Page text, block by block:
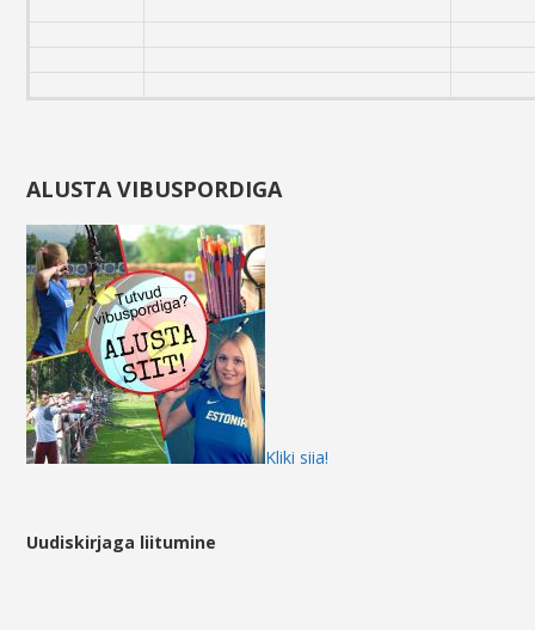
ALUSTA VIBUSPORDIGA
Kliki siia!
Uudiskirjaga liitumine